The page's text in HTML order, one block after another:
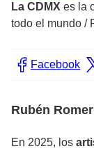
La CDMX es la
todo el mundo /
Facebook
Rubén
En 2025, los